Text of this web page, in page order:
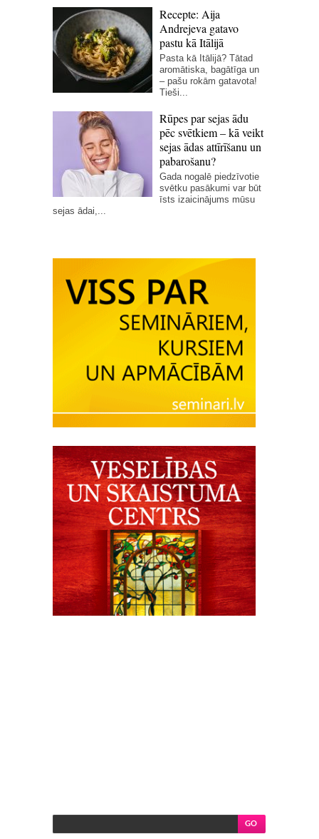
Recepte: Aija
Andrejeva gatavo
pastu kā Itālijā
Pasta kā Itālijā? Tātad
aromātiska, bagātīga un
– pašu rokām gatavota!
Tieši...
Rūpes par sejas ādu
pēc svētkiem – kā veikt
sejas ādas attīrīšanu un
pabarošanu?
Gada nogalē piedzīvotie
svētku pasākumi var būt
īsts izaicinājums mūsu
sejas ādai,...